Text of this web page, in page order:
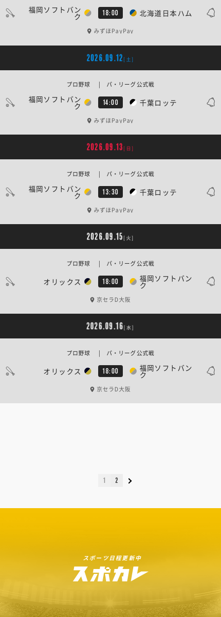
福岡ソフトバン
ク 18:00 北海道日本ハム
みずほPayPay
2026.09.12 [土]
福岡ソフトバン
ク 14:00 千葉ロッテ
プロ野球 | パ・リーグ公式戦
みずほPayPay
2026.09.13 [日]
福岡ソフトバン
ク 13:30 千葉ロッテ
プロ野球 | パ・リーグ公式戦
みずほPayPay
2026.09.15 [火]
オリックス 18:00 福岡ソフトバン
ク
プロ野球 | パ・リーグ公式戦
京セラD大阪
2026.09.16[水]
オリックス 18:00 福岡ソフトバン
ク
プロ野球 | パ・リーグ公式戦
京セラD大阪
1 2
スポーツ日程更新中